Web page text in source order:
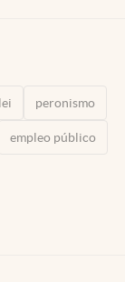
peronismo
empleo público